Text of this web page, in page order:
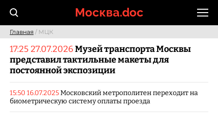
Москва.doc
Главная / МЦК
17:25 27.07.2026Музей транспорта Москвы
представил тактильные макеты для
постоянной экспозиции
15:50 16.07.2025Московский метрополитен переходит на
биометрическую систему оплаты проезда